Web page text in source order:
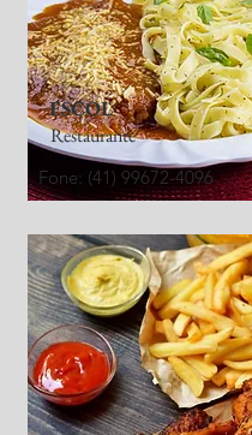
ESCOL
Restaurante
Fone: (41) 99672-4096